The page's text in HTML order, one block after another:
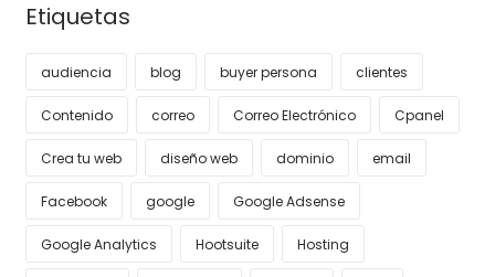
Etiquetas
audiencia blog buyer persona clientes
Contenido correo Correo Electrónico Cpanel
Crea tu web diseño web dominio email
Facebook google Google Adsense
Google Analytics Hootsuite Hosting